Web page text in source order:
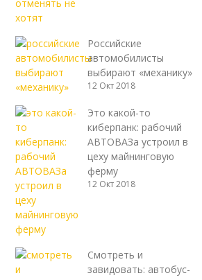
Российские
автомобилисты
выбирают «механику»
12 Окт 2018
Это какой-то
киберпанк: рабочий
АВТОВАЗа устроил в
цеху майнинговую
ферму
12 Окт 2018
Смотреть и
завидовать: автобус-